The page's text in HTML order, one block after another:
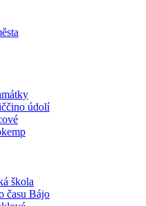
údolí
škola
času Bájo